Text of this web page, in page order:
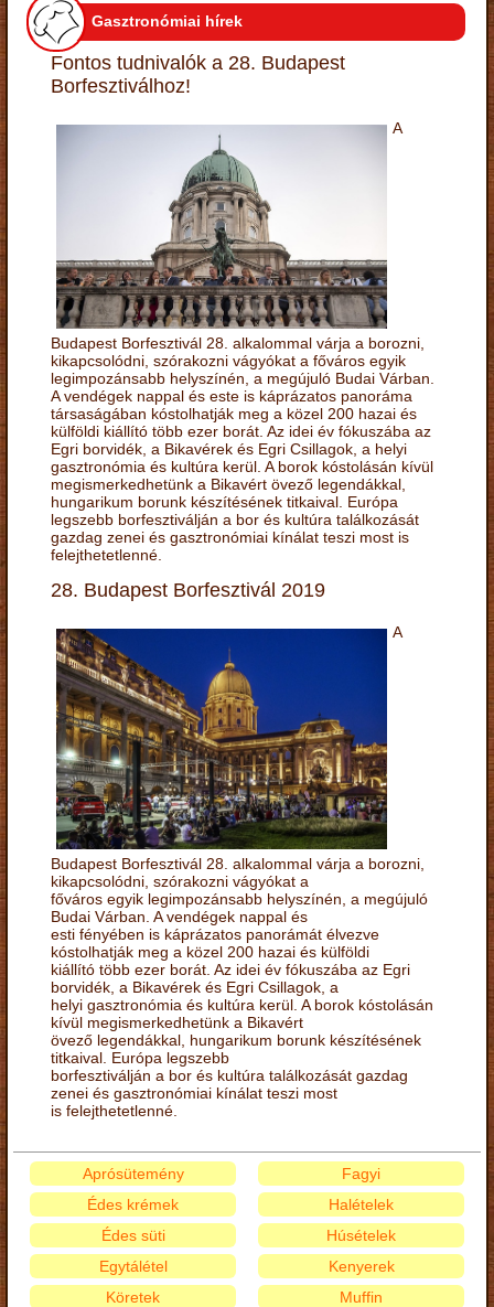
Gasztronómiai hírek
Fontos tudnivalók a 28. Budapest
Borfesztiválhoz!
A
Budapest Borfesztivál 28. alkalommal várja a borozni,
kikapcsolódni, szórakozni vágyókat a főváros egyik
legimpozánsabb helyszínén, a megújuló Budai Várban.
A vendégek nappal és este is káprázatos panoráma
társaságában kóstolhatják meg a közel 200 hazai és
külföldi kiállító több ezer borát. Az idei év fókuszába az
Egri borvidék, a Bikavérek és Egri Csillagok, a helyi
gasztronómia és kultúra kerül. A borok kóstolásán kívül
megismerkedhetünk a Bikavért övező legendákkal,
hungarikum borunk készítésének titkaival. Európa
legszebb borfesztiválján a bor és kultúra találkozását
gazdag zenei és gasztronómiai kínálat teszi most is
felejthetetlenné.
28. Budapest Borfesztivál 2019
A
Budapest Borfesztivál 28. alkalommal várja a borozni,
kikapcsolódni, szórakozni vágyókat a
főváros egyik legimpozánsabb helyszínén, a megújuló
Budai Várban. A vendégek nappal és
esti fényében is káprázatos panorámát élvezve
kóstolhatják meg a közel 200 hazai és külföldi
kiállító több ezer borát. Az idei év fókuszába az Egri
borvidék, a Bikavérek és Egri Csillagok, a
helyi gasztronómia és kultúra kerül. A borok kóstolásán
kívül megismerkedhetünk a Bikavért
övező legendákkal, hungarikum borunk készítésének
titkaival. Európa legszebb
borfesztiválján a bor és kultúra találkozását gazdag
zenei és gasztronómiai kínálat teszi most
is felejthetetlenné.
Aprósütemény
Édes krémek
Édes süti
Egytálétel
Fagyi
Halételek
Húsételek
Kenyerek
Köretek
Muffin